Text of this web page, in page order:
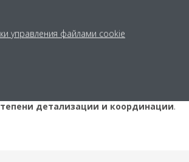
решения по охлаждению
,
можем взять на себя все детали проекта
детализации и координации.
управления файлами cookie